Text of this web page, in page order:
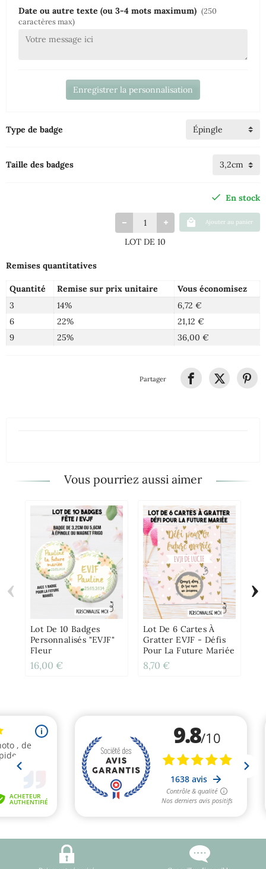
Date ou autre texte (ou 3-4 mots maximum) (250
caractères max)
Enregistrer la personnalisation
Type de badge
Taille des badges
En stock
Ajouter au panier
LOT DE 10
Remises quantitatives
Quantité Remise sur prix unitaire
Vous économisez
3
14%
6,72 €
6
22%
21,12 €
9
25% 36,00 €
Partager
Vous pourriez aussi aimer
Lot De 10 Badges
Personnalisés "EVJF"
Fleur
16,00 €
Lot De 6 Cartes À
Gratter EVJF - Défis
Pour La Future Mariée
8,70 €
‹ ›